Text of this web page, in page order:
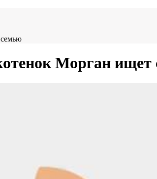
Морган ищет